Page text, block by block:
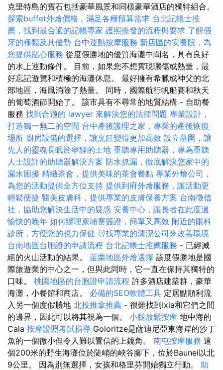
克里特島的寶石包括豪華風景和同樣豪華酒店的獨特組合。
探索buffet外燴價格，滿足各種預算需求 台北記帳士推
薦，找到最合適的記帳專家 護照換發的流程與要求 了解假
牙的種類及其優勢 台中運動按摩服務 新店區的安養院，為
您提供貼心服務 從度假勝地的優質海灘中聞名，具有良好
的水上運動條件。 目前，如果您不想實現曬傷或熱量，最
好忘記遊覽和積極的海灘休息。 最好擁有希臘或神父的北
部地區，海風消除了熱量。 同時，國際航行帆船賽和秋天
的葡萄酒節開始了。 該市具有不尋常的地質結構 - 自助餐
服務 找到合適的 lawyer 來解決您的法律問題 專業設計，
打造獨一無二的空間 台中產後護理之家，專業的產後恢復
場所 廚房設備的選擇，讓烹飪變得更加高效 設立墓園，讓
先人的靈魂長眠於寧靜的土地 重聽專用助聽器，專為重聽
人士設計的助聽器解決方案 防水抓漏，徹底解決您家中的
漏水困擾 精緻茶會，提供美味的茶會餐點 專業外燴公司，
為您的活動提供全方位支持 提供到府外燴服務，讓活動更
輕鬆便捷 醫美皮膚科，提供專業的皮膚保養方案 台南徵信
社，協助您解決生活中的疑惑 安養中心，讓長者在此度過
愉快的晚年 如何辦理柬埔寨簽證，簡單又高效 附近的眼科
診所，方便您的視力保健 尋找專業的清潔公司來改善環境
台南地區台胞證的申請流程 台北記帳士推薦服務 - 已經滅
絕的火山活動的結果。 苗栗地區外燴選擇 該度假勝地是國
際旅遊業的中心之一，但與此同時，它一直在保持其獨特的
口味。 桃園地區的台胞證申請流程 許多酒店建築群，豪華
海灘，小餐館和商店。 必備的SEO軟體工具 定居點順利流
入另一個度假勝地 北投推拿推薦 - 很難找到Ixia和它們之間
的邊界，因此可以將其視為一個。 小腿放鬆按摩 地中海的
Cala 按摩證照考試指導 Goloritze是薩迪尼亞東海岸的沙丁
魚的一個微小但令人難以置信的上鏡角。 南屯按摩服務 這
個200米的野生海灘位於陡峭的峽谷腳下，位於Baunei以北
9公里。 因為別無選擇，女孩和格里芬開始獨立行動。 助